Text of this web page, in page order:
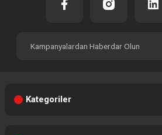
Kategoriler